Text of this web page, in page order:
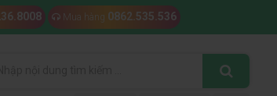
Mua hàng 0862.535.536